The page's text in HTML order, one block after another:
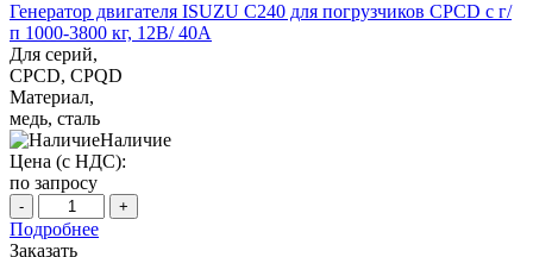
Генератор двигателя ISUZU C240 для погрузчиков CPCD с г/
п 1000-3800 кг, 12В/ 40A
Для серий,
CPCD, CPQD
Материал,
медь, сталь
Наличие
Цена (с НДС):
по запросу
- +
Подробнее
Заказать